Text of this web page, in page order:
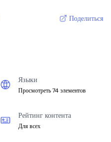
Поделиться
Языки
Просмотреть 74 элементов
Рейтинг контента
Для всех